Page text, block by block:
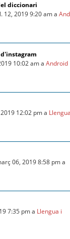
diccionari
12, 2019 9:20 am a
10:02 am aAndroid
12:02 pm a
06, 2019 8:58 pm a
7:35 pm a Llengua i